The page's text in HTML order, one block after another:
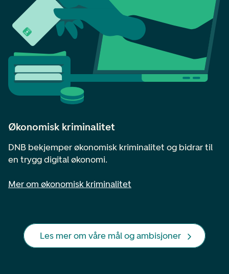
Økonomisk kriminalitet
DNB bekjemper økonomisk kriminalitet og bidrar til
en trygg digital økonomi.
Mer om økonomisk kriminalitet
Les mer om våre mål og ambisjoner